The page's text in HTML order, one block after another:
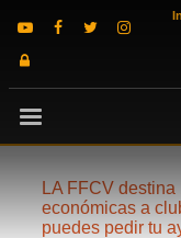
LA FFCV
económicas a
puedes pedir tu